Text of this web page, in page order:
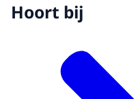
Hoort bij